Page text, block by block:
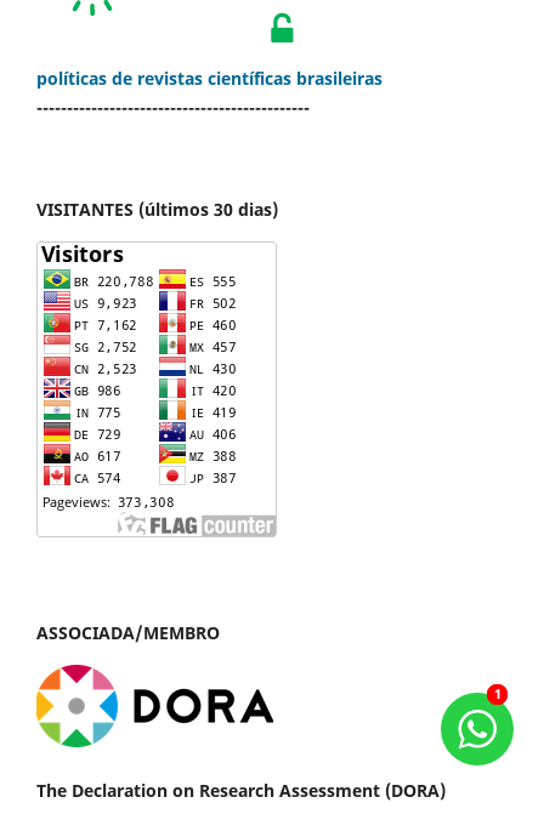
políticas de revistas científicas brasileiras
---------------------------------------------
VISITANTES (últimos 30 dias)
ASSOCIADA/MEMBRO
The Declaration on Research Assessment (DORA)
1
1